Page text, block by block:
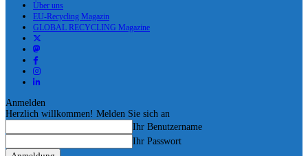
Über uns
EU-Recycling Magazin
GLOBAL RECYCLING Magazine
Anmelden
Herzlich willkommen! Melden Sie sich an
Ihr Benutzername
Ihr Passwort